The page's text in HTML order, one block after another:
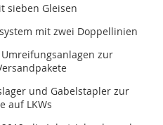
sieben Gleisen
mit zwei Doppellinien
zur
und Gabelstapler zur
auf LKWs